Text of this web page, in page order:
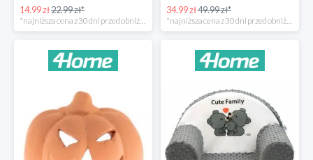
14.99 zł22.99 zł* 34.99 zł49.99 zł*